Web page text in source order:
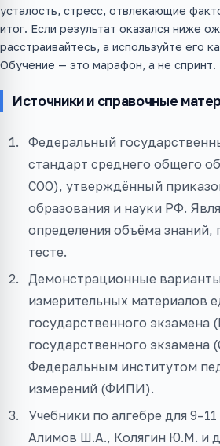
усталость, стресс, отвлекающие
итог. Если результат оказался ниже
расстраивайтесь, а используйте его
Обучение — это марафон, а не спринт.
Источники и справочные
Федеральный
стандарт среднего общего
СОО), утверждённый
образования и науки РФ.
определения объёма знаний,
тесте.
Демонстрационные
измерительных материалов
государственного экзамена
государственного экзамена
Федеральным институтом
измерений (ФИПИ).
Учебники по алгебре для
Алимов Ш.А., Колягин Ю.М. и